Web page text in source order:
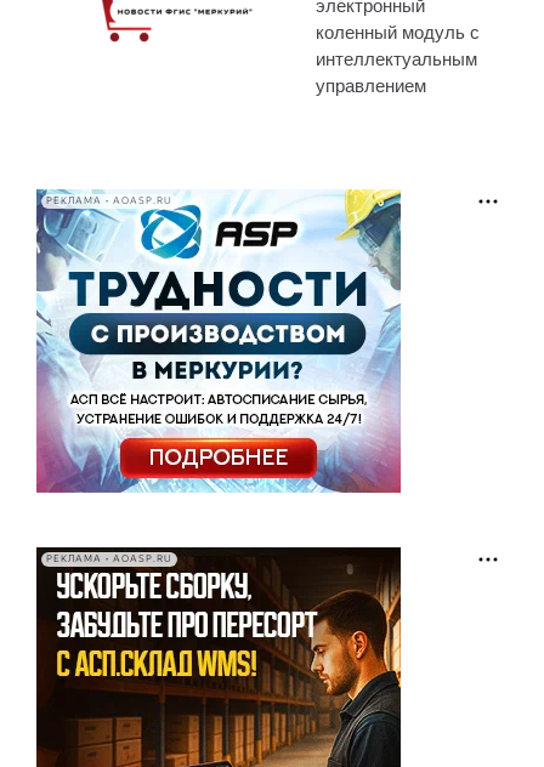
электронный
коленный модуль с
интеллектуальным
управлением
РЕКЛАМА • AOASP.RU
РЕКЛАМА • AOASP.RU